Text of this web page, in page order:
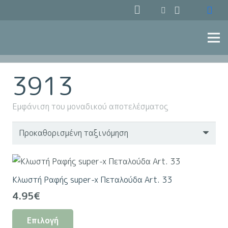
3913
Εμφάνιση του μοναδικού αποτελέσματος
Κλωστή Ραφής super-x Πεταλούδα Art. 33
4.95€
Επιλογή